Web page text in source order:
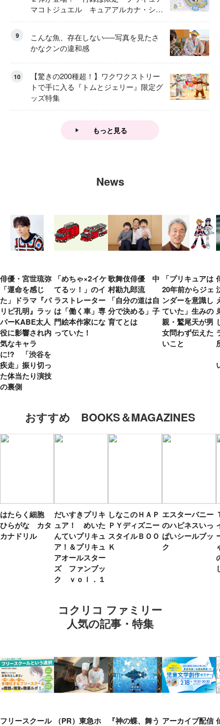
マコトジュエル キュアアルカナ・シャ
ドウ アイスver.」 キュアエクレールを
9
こんな魚、存在しない──写真を見たさ
かなクンの違和感
10
【驚きの200種超！】ワクワクストリー
トで手に入る『トムとジェリー』限定グ
ッズ特集
もっと見る
News
俳優・宮世琉弥
「運命を感じ
た」ドラマ『パ
リピ孔明』ラッ
パーKABE太人
役に影響され内
気なキャラ
に!? 「渋谷を
疾走」振り切っ
た体当たり演技
の裏側
「めちゃ×2イケ
てるッ！」のイ
ラストレーター
は「働く車」専
門絵本作家にな
っていた！
歌舞伎俳優 中
村勘九郎流
「自分の道は自
分で決める」子
育てとは
「プリキュアは
20年前からジェ
ンダーを意識し
ていた」生みの
親・鷲尾天が男
女問わず伝えた
いこと
おすすめ BOOKS＆MAGAZINES
はたらく細胞
ひらがな カタ
カナドリル
だいすきプリキ
ュア！ めいた
んていプリキュ
ア！＆プリキュ
アオールスター
ズ ファンブッ
ク ｖｏｌ．１
しなこのＨＡＰ
ＰＹディズニー
スタイルＢＯＯ
Ｋ
エスターバニー
のハピネスいっ
ぱいシールブッ
ク
コクリコ ファミリー
人気の記事・特集
フリースクール
（PR）東急ホ
『神の蝶、舞う アーカイブ配信